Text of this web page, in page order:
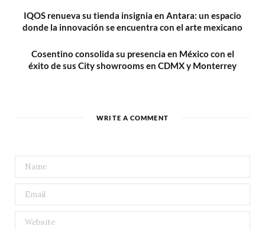
IQOS renueva su tienda insignia en Antara: un espacio
donde la innovación se encuentra con el arte mexicano
Cosentino consolida su presencia en México con el
éxito de sus City showrooms en CDMX y Monterrey
WRITE A COMMENT